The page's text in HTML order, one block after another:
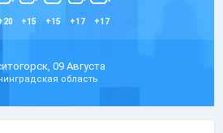
+15 +15 +17 +17
09 Августа
область